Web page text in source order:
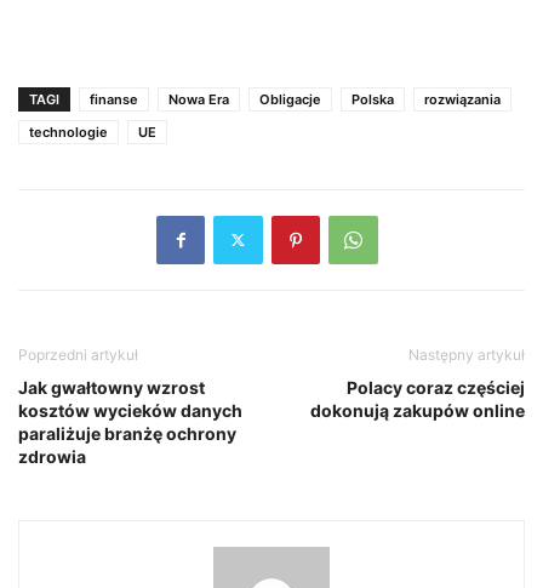
TAGI finanse Nowa Era Obligacje Polska
rozwiązania
technologie
UE
Poprzedni artykuł
Jak gwałtowny wzrost
kosztów wycieków danych
paraliżuje branżę ochrony
zdrowia
Następny artykuł
Polacy coraz częściej
dokonują zakupów online